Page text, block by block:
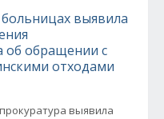
выявила
об обращении с
отходами
выявила